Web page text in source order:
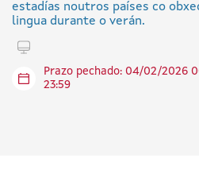
estadías noutros países co
lingua durante o verán.
Tramitar en liña
Prazo pechado: 04/02/2026
23:59